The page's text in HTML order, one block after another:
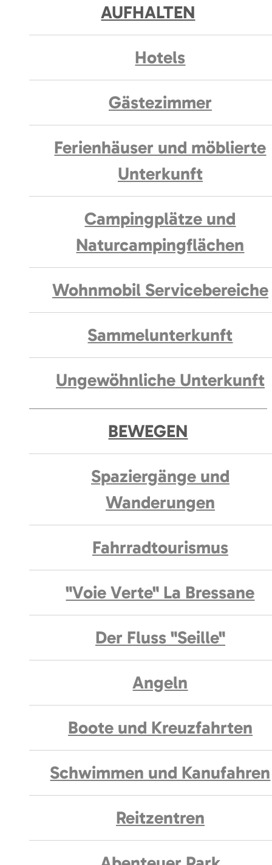
AUFHALTEN
Hotels
Gästezimmer
Ferienhäuser und möblierte
Unterkunft
Campingplätze und
Naturcampingflächen
Wohnmobil Servicebereiche
Sammelunterkunft
Ungewöhnliche Unterkunft
BEWEGEN
Spaziergänge und
Wanderungen
Fahrradtourismus
"Voie Verte" La Bressane
Der Fluss "Seille"
Angeln
Boote und Kreuzfahrten
Schwimmen und Kanufahren
Reitzentren